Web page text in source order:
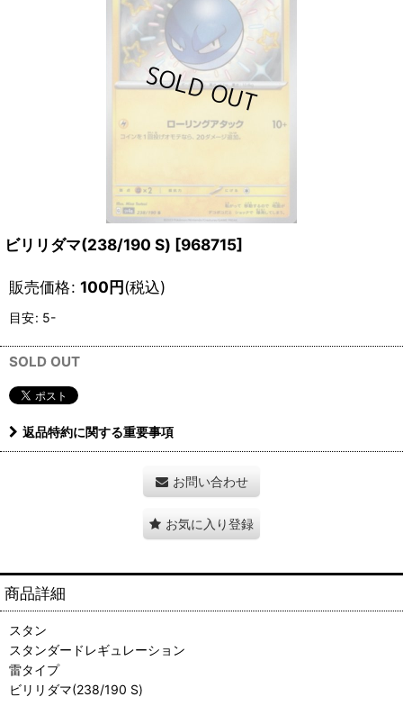
ビリリダマ(238/190 S) [968715]
販売価格: 100円(税込)
目安: 5-
SOLD OUT
返品特約に関する重要事項
お問い合わせ
お気に入り登録
商品詳細
スタン
スタンダードレギュレーション
雷タイプ
ビリリダマ(238/190 S)